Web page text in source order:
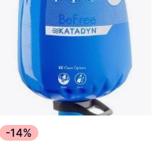
-14%